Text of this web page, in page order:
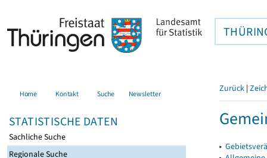
Home Kontakt Suche Newsletter
STATISTISCHE DATEN
Sachliche Suche
Regionale Suche
Zurück |
▸